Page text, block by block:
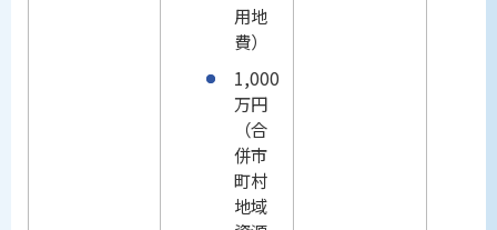
用地
費）
1,000
万円
（合
併市
町村
地域